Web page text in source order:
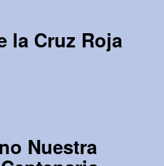
la Cruz Roja
Nuestra